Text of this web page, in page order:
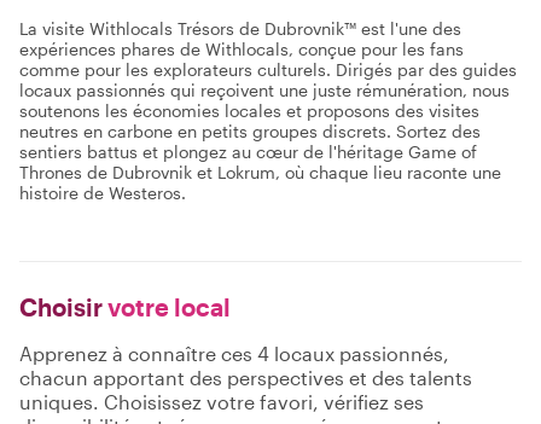
La visite Withlocals Trésors de Dubrovnik™ est l'une des
expériences phares de Withlocals, conçue pour les fans
comme pour les explorateurs culturels. Dirigés par des guides
locaux passionnés qui reçoivent une juste rémunération, nous
soutenons les économies locales et proposons des visites
neutres en carbone en petits groupes discrets. Sortez des
sentiers battus et plongez au cœur de l'héritage Game of
Thrones de Dubrovnik et Lokrum, où chaque lieu raconte une
histoire de Westeros.
Choisirvotre local
Apprenez à connaître ces 4 locaux passionnés,
chacun apportant des perspectives et des talents
uniques. Choisissez votre favori, vérifiez ses